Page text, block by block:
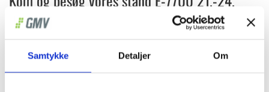
Samtykke Detaljer Om
marts 2023 i Messecenter Fredericia.
andet spændende løfteudstyr. Kig forbi os og få demonstration og hør mere om